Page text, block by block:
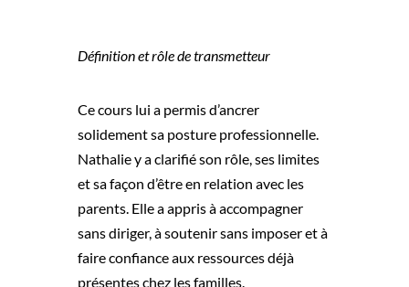
Définition et rôle de transmetteur
Ce cours lui a permis d’ancrer
solidement sa posture professionnelle.
Nathalie y a clarifié son rôle, ses limites
et sa façon d’être en relation avec les
parents. Elle a appris à accompagner
sans diriger, à soutenir sans imposer et à
faire confiance aux ressources déjà
présentes chez les familles.